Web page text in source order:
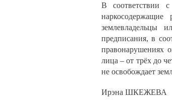
В соответствии
наркосодержащие
землевладельцы
предписания, в
правонарушениях
лица – от трёх до
не освобождает
Ирэна ШКЕЖЕВА